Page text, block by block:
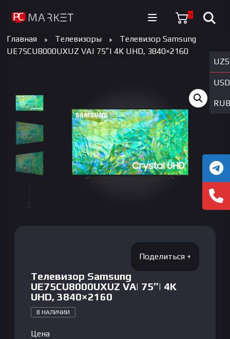
0
UZS
USD
RUB
Главная Телевизоры
Телевизор Samsung
UE75CU8000UXUZ VA| 75″| 4K UHD, 3840×2160
Телевизор Samsung
UE75CU8000UXUZ VA| 75″| 4K
UHD, 3840×2160
В НАЛИЧИИ
Цена